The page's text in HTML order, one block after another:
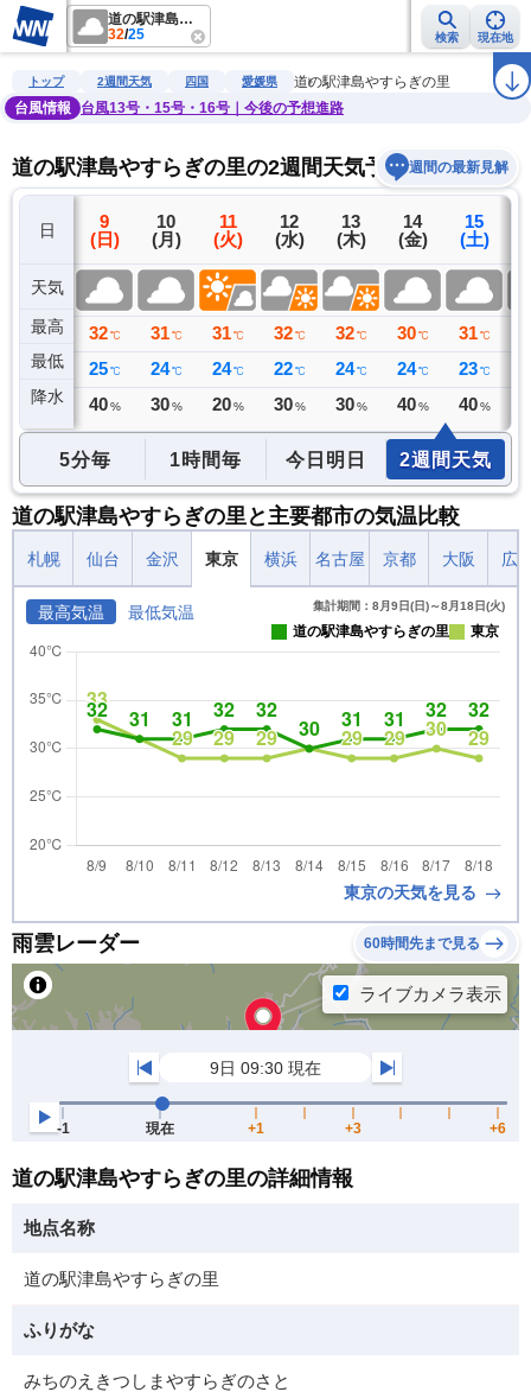
道の駅津島やすらぎの里
32/25 検索 現在地
雨雲レーダー 台風情報 地震情報 警報・注意報 2週間天気 ラ
トップ 2週間天気 四国 愛媛県
道の駅津島やすらぎの里
台風情報
台風13号・15号・16号｜今後の予想進路
道の駅津島やすらぎの里の2週間天気予報週間の最新見解
日
天気
最高
最低
降水
8
(土)
33 ℃
26 ℃
0 ミリ
9
(日)
32 ℃
25 ℃
40 %
10
(月)
31 ℃
24 ℃
30 %
11
(火)
31 ℃
24 ℃
20 %
12
(水)
32 ℃
22 ℃
30 %
13
(木)
32 ℃
24 ℃
30 %
14
(金)
30 ℃
24 ℃
40 %
15
(土)
31 ℃
23 ℃
40 %
5分毎 1時間毎 今日明日 2週間天気
道の駅津島やすらぎの里と主要都市の気温比較
札幌 仙台 金沢 東京 横浜 名古屋 京都 大阪 広
最高気温 最低気温 集計期間：8月9日(日)～8月18日(火)
道の駅津島やすらぎの里 東京
東京の天気を見る
雨雲レーダー 60時間先まで見る
道の駅津島やすらぎの里の詳細情報
地点名称
道の駅津島やすらぎの里
ふりがな
みちのえきつしまやすらぎのさと